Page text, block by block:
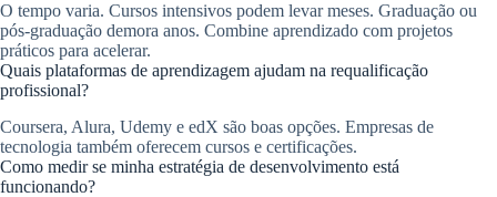
O tempo varia. Cursos intensivos podem levar meses. Graduação ou
pós-graduação demora anos. Combine aprendizado com projetos
práticos para acelerar.
Quais plataformas de aprendizagem ajudam na requalificação
profissional?
Coursera, Alura, Udemy e edX são boas opções. Empresas de
tecnologia também oferecem cursos e certificações.
Como medir se minha estratégia de desenvolvimento está
funcionando?